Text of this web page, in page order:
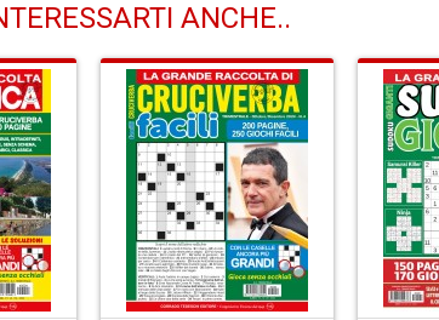
ANCHE..